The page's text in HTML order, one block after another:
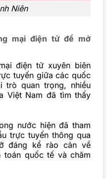
Niên
mại điện tử để mở
điện tử xuyên biên
tuyến giữa các quốc
trò quan trọng, nhiều
Việt Nam đã tìm thấy
nước hiện đã tham
trực tuyến thông qua
đáng kể rào cản về
toán quốc tế và chăm